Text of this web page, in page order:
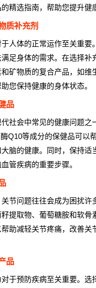
精选指南，帮助您提升健
质补充剂
人体的正常运作至关重要
足身体的需求。在选择补
矿物质的复合产品，如维
您保持健康的身体状态。
品
社会中常见的健康问题之
Q10等成分的保健品可以
脑的健康。同时，保持适
管疾病的重要步骤。
节问题往往会成为困扰许
提取物、葡萄糖胺和软骨
助减轻关节疼痛，改善关
品
于预防疾病至关重要。选